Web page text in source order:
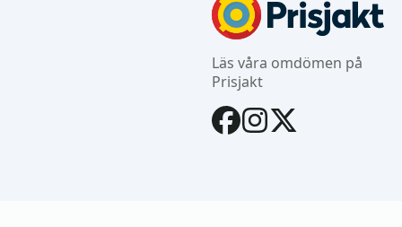
Läs våra omdömen på
Prisjakt